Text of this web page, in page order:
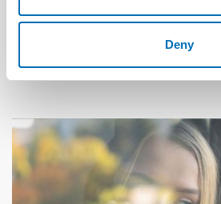
Deny
25 Aug 2025
Nordiskt samarbete för en